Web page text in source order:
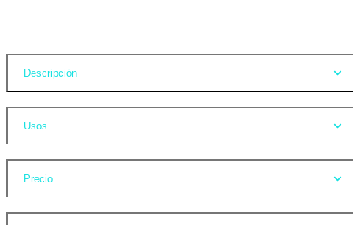
Descripción
Usos
Precio